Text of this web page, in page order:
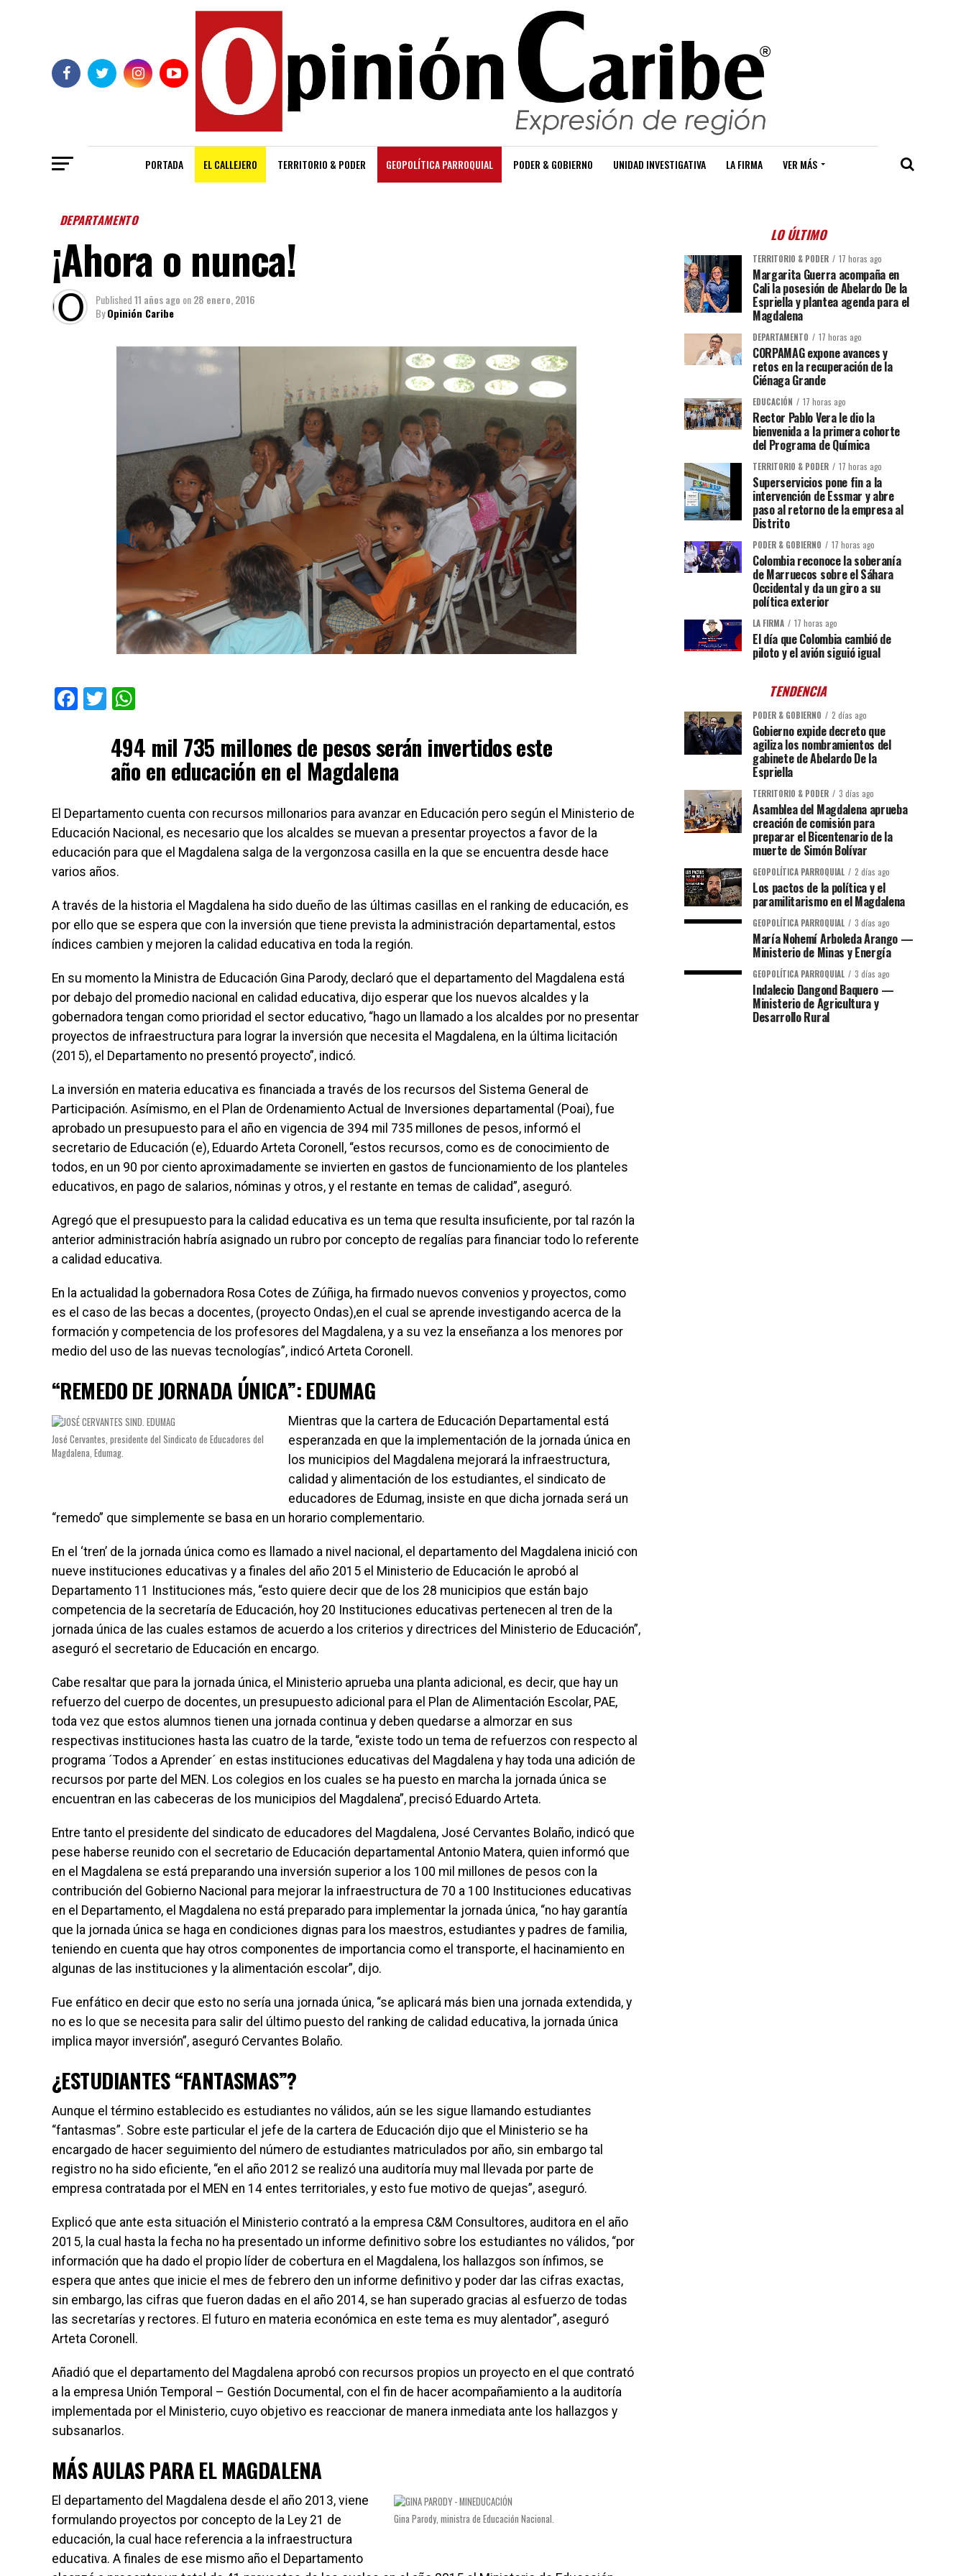
PORTADA EL CALLEJERO TERRITORIO & PODER GEOPOLÍTICA PARROQUIAL PODER & GOBIERNO UNIDAD INVESTIGATIVA LA FIRMA VER MÁS
DEPARTAMENTO
¡Ahora o nunca!
Published11 años ago on28 enero, 2016
ByOpinión Caribe
Facebook
Twitter
494 mil 735 millones de pesos serán invertidos este
año en educación en el Magdalena
El Departamento cuenta con recursos millonarios para avanzar en Educación pero según el Ministerio de
Educación Nacional, es necesario que los alcaldes se muevan a presentar proyectos a favor de la
educación para que el Magdalena salga de la vergonzosa casilla en la que se encuentra desde hace
varios años.
A través de la historia el Magdalena ha sido dueño de las últimas casillas en el ranking de educación, es
por ello que se espera que con la inversión que tiene prevista la administración departamental, estos
índices cambien y mejoren la calidad educativa en toda la región.
En su momento la Ministra de Educación Gina Parody, declaró que el departamento del Magdalena está
por debajo del promedio nacional en calidad educativa, dijo esperar que los nuevos alcaldes y la
gobernadora tengan como prioridad el sector educativo, “hago un llamado a los alcaldes por no presentar
proyectos de infraestructura para lograr la inversión que necesita el Magdalena, en la última licitación
(2015), el Departamento no presentó proyecto”, indicó.
La inversión en materia educativa es financiada a través de los recursos del Sistema General de
Participación. Asímismo, en el Plan de Ordenamiento Actual de Inversiones departamental (Poai), fue
aprobado un presupuesto para el año en vigencia de 394 mil 735 millones de pesos, informó el
secretario de Educación (e), Eduardo Arteta Coronell, “estos recursos, como es de conocimiento de
todos, en un 90 por ciento aproximadamente se invierten en gastos de funcionamiento de los planteles
educativos, en pago de salarios, nóminas y otros, y el restante en temas de calidad”, aseguró.
Agregó que el presupuesto para la calidad educativa es un tema que resulta insuficiente, por tal razón la
anterior administración habría asignado un rubro por concepto de regalías para financiar todo lo referente
a calidad educativa.
En la actualidad la gobernadora Rosa Cotes de Zúñiga, ha firmado nuevos convenios y proyectos, como
es el caso de las becas a docentes, (proyecto Ondas),en el cual se aprende investigando acerca de la
formación y competencia de los profesores del Magdalena, y a su vez la enseñanza a los menores por
medio del uso de las nuevas tecnologías”, indicó Arteta Coronell.
“REMEDO DE JORNADA ÚNICA”: EDUMAG
José Cervantes, presidente del Sindicato de Educadores del
Magdalena, Edumag.
Mientras que la cartera de Educación Departamental está
esperanzada en que la implementación de la jornada única en
los municipios del Magdalena mejorará la infraestructura,
calidad y alimentación de los estudiantes, el sindicato de
educadores de Edumag, insiste en que dicha jornada será un
“remedo” que simplemente se basa en un horario complementario.
En el ‘tren’ de la jornada única como es llamado a nivel nacional, el departamento del Magdalena inició con
nueve instituciones educativas y a finales del año 2015 el Ministerio de Educación le aprobó al
Departamento 11 Instituciones más, “esto quiere decir que de los 28 municipios que están bajo
competencia de la secretaría de Educación, hoy 20 Instituciones educativas pertenecen al tren de la
jornada única de las cuales estamos de acuerdo a los criterios y directrices del Ministerio de Educación”,
aseguró el secretario de Educación en encargo.
Cabe resaltar que para la jornada única, el Ministerio aprueba una planta adicional, es decir, que hay un
refuerzo del cuerpo de docentes, un presupuesto adicional para el Plan de Alimentación Escolar, PAE,
toda vez que estos alumnos tienen una jornada continua y deben quedarse a almorzar en sus
respectivas instituciones hasta las cuatro de la tarde, “existe todo un tema de refuerzos con respecto al
programa ´Todos a Aprender´ en estas instituciones educativas del Magdalena y hay toda una adición de
recursos por parte del MEN. Los colegios en los cuales se ha puesto en marcha la jornada única se
encuentran en las cabeceras de los municipios del Magdalena”, precisó Eduardo Arteta.
Entre tanto el presidente del sindicato de educadores del Magdalena, José Cervantes Bolaño, indicó que
pese haberse reunido con el secretario de Educación departamental Antonio Matera, quien informó que
en el Magdalena se está preparando una inversión superior a los 100 mil millones de pesos con la
contribución del Gobierno Nacional para mejorar la infraestructura de 70 a 100 Instituciones educativas
en el Departamento, el Magdalena no está preparado para implementar la jornada única, “no hay garantía
que la jornada única se haga en condiciones dignas para los maestros, estudiantes y padres de familia,
teniendo en cuenta que hay otros componentes de importancia como el transporte, el hacinamiento en
algunas de las instituciones y la alimentación escolar”, dijo.
Fue enfático en decir que esto no sería una jornada única, “se aplicará más bien una jornada extendida, y
no es lo que se necesita para salir del último puesto del ranking de calidad educativa, la jornada única
implica mayor inversión”, aseguró Cervantes Bolaño.
¿ESTUDIANTES “FANTASMAS”?
Aunque el término establecido es estudiantes no válidos, aún se les sigue llamando estudiantes
“fantasmas”. Sobre este particular el jefe de la cartera de Educación dijo que el Ministerio se ha
encargado de hacer seguimiento del número de estudiantes matriculados por año, sin embargo tal
registro no ha sido eficiente, “en el año 2012 se realizó una auditoría muy mal llevada por parte de
empresa contratada por el MEN en 14 entes territoriales, y esto fue motivo de quejas”, aseguró.
Explicó que ante esta situación el Ministerio contrató a la empresa C&M Consultores, auditora en el año
2015, la cual hasta la fecha no ha presentado un informe definitivo sobre los estudiantes no válidos, “por
información que ha dado el propio líder de cobertura en el Magdalena, los hallazgos son ínfimos, se
espera que antes que inicie el mes de febrero den un informe definitivo y poder dar las cifras exactas,
sin embargo, las cifras que fueron dadas en el año 2014, se han superado gracias al esfuerzo de todas
las secretarías y rectores. El futuro en materia económica en este tema es muy alentador”, aseguró
Arteta Coronell.
Añadió que el departamento del Magdalena aprobó con recursos propios un proyecto en el que contrató
a la empresa Unión Temporal – Gestión Documental, con el fin de hacer acompañamiento a la auditoría
implementada por el Ministerio, cuyo objetivo es reaccionar de manera inmediata ante los hallazgos y
subsanarlos.
MÁS AULAS PARA EL MAGDALENA
Gina Parody, ministra de Educación Nacional.
El departamento del Magdalena desde el año 2013, viene
formulando proyectos por concepto de la Ley 21 de
educación, la cual hace referencia a la infraestructura
educativa. A finales de ese mismo año el Departamento
LO ÚLTIMO
TERRITORIO & PODER 17 horas ago
Margarita Guerra acompaña en
Cali la posesión de Abelardo De la
Espriella y plantea agenda para el
Magdalena
DEPARTAMENTO 17 horas ago
CORPAMAG expone avances y
retos en la recuperación de la
Ciénaga Grande
EDUCACIÓN 17 horas ago
Rector Pablo Vera le dio la
bienvenida a la primera cohorte
del Programa de Química
TERRITORIO & PODER 17 horas ago
Superservicios pone fin a la
intervención de Essmar y abre
paso al retorno de la empresa al
Distrito
PODER & GOBIERNO 17 horas ago
Colombia reconoce la soberanía
de Marruecos sobre el Sáhara
Occidental y da un giro a su
política exterior
LA FIRMA 17 horas ago
El día que Colombia cambió de
piloto y el avión siguió igual
TENDENCIA
PODER & GOBIERNO 2 días ago
Gobierno expide decreto que
agiliza los nombramientos del
gabinete de Abelardo De la
Espriella
TERRITORIO & PODER 3 días ago
Asamblea del Magdalena aprueba
creación de comisión para
preparar el Bicentenario de la
muerte de Simón Bolívar
GEOPOLÍTICA PARROQUIAL 2 días ago
Los pactos de la política y el
paramilitarismo en el Magdalena
GEOPOLÍTICA PARROQUIAL 3 días ago
María Nohemí Arboleda Arango —
Ministerio de Minas y Energía
GEOPOLÍTICA PARROQUIAL 3 días ago
Indalecio Dangond Baquero —
Ministerio de Agricultura y
Desarrollo Rural